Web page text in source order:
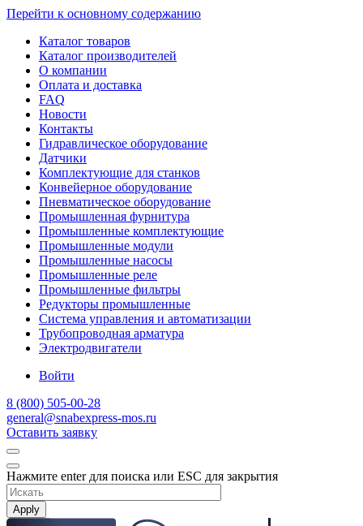
Перейти к основному содержанию
Каталог товаров
Каталог производителей
О компании
Оплата и доставка
FAQ
Новости
Контакты
Гидравлическое оборудование
Датчики
Комплектующие для станков
Конвейерное оборудование
Пневматическое оборудование
Промышленная фурнитура
Промышленные комплектующие
Промышленные модули
Промышленные насосы
Промышленные реле
Промышленные фильтры
Редукторы промышленные
Система управления и автоматизации
Трубопроводная арматура
Электродвигатели
Войти
8 (800) 505-00-28
general@snabexpress-mos.ru
Оставить заявку
Нажмите enter для поиска или ESC для закрытия
Apply